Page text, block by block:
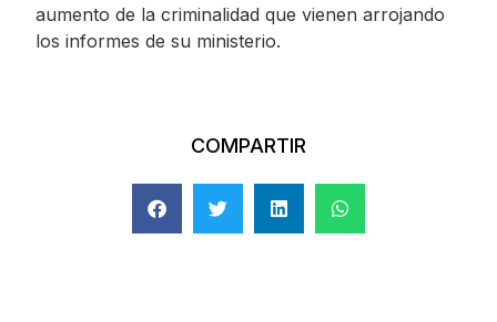
aumento de la criminalidad que vienen arrojando
los informes de su ministerio.
COMPARTIR